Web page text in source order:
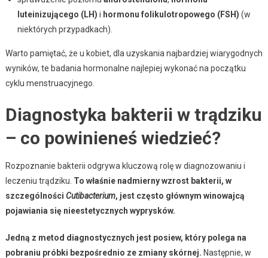
luteinizującego (LH) i hormonu folikulotropowego (FSH) (w
niektórych przypadkach).
Warto pamiętać, że u kobiet, dla uzyskania najbardziej wiarygodnych
wyników, te badania hormonalne najlepiej wykonać na początku
cyklu menstruacyjnego.
Diagnostyka bakterii w trądziku
– co powinieneś wiedzieć?
Rozpoznanie bakterii odgrywa kluczową rolę w diagnozowaniu i
leczeniu trądziku. To właśnie nadmierny wzrost bakterii, w
szczególności Cutibacterium, jest często głównym winowajcą
pojawiania się nieestetycznych wyprysków.
Jedną z metod diagnostycznych jest posiew, który polega na
pobraniu próbki bezpośrednio ze zmiany skórnej. Następnie, w